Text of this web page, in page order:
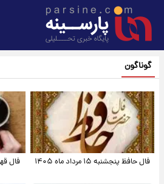
گوناگون
فال حافظ پنجشنبه ۱۵ مرداد ماه ۱۴۰۵